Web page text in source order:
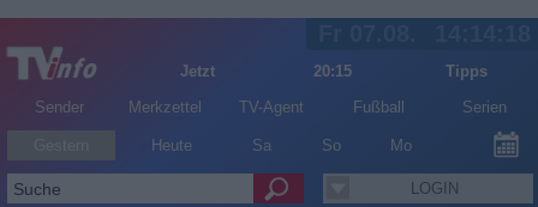
Jetzt 20:15
Tipps
Sender
Merkzettel TV-Agent Fußball Serien
Heute Sa So Mo
LOGIN